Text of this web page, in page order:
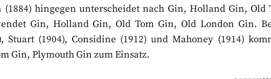
hingegen unterscheidet nach Gin, Holland Gin, Old
Gin, Holland Gin, Old Tom Gin, Old London Gin.
Stuart (1904), Considine (1912) und Mahoney (1914)
Gin, Plymouth Gin zum Einsatz.